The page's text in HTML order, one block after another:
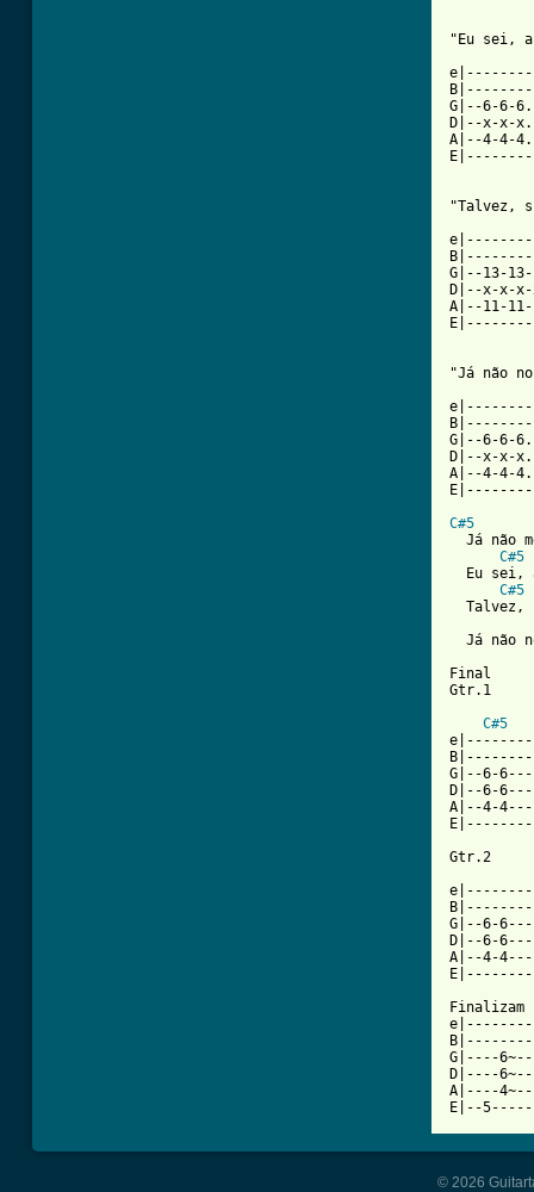
"Eu sei,
G|--6-6-
D|--x-x-
A|--4-4-
"Talvez,
G|--13-
D|--x-x-
A|--11-
"Já não
G|--6-6-
D|--x-x-
A|--4-4-
C#5
Já não
C#5
Eu sei,
C#5
Talvez,
Já não
Final
Gtr.1
C#5
G|--6-
D|--6-
A|--4-
Gtr.2
G|--6-
D|--6-
A|--4-
Finalizam
G|----
D|----
A|----
E|--
© 2026